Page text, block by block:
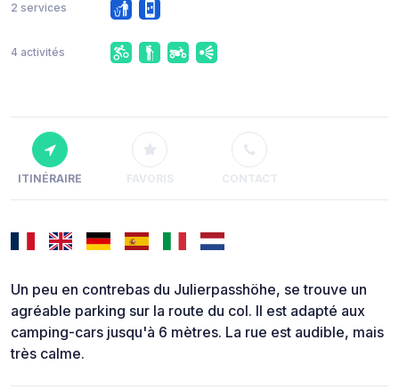
2 services
4 activités
ITINÉRAIRE FAVORIS CONTACT
Un peu en contrebas du Julierpasshöhe, se trouve un
agréable parking sur la route du col. Il est adapté aux
camping-cars jusqu'à 6 mètres. La rue est audible, mais
très calme.